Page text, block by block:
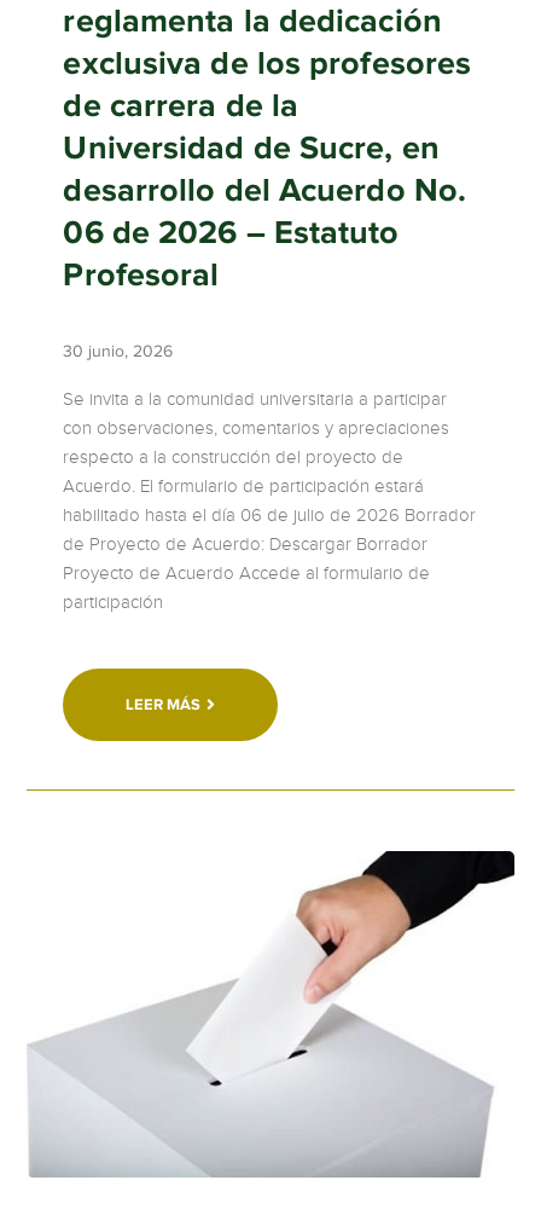
reglamenta la dedicación
exclusiva de los profesores
de carrera de la
Universidad de Sucre, en
desarrollo del Acuerdo No.
06 de 2026 – Estatuto
Profesoral
30 junio, 2026
Se invita a la comunidad universitaria a participar
con observaciones, comentarios y apreciaciones
respecto a la construcción del proyecto de
Acuerdo. El formulario de participación estará
habilitado hasta el día 06 de julio de 2026 Borrador
de Proyecto de Acuerdo: Descargar Borrador
Proyecto de Acuerdo Accede al formulario de
participación
LEER MÁS